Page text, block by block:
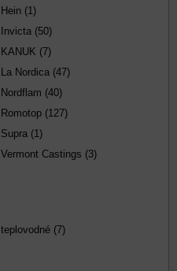
Hein (1)
Invicta (50)
KANUK (7)
La Nordica (47)
Nordflam (40)
Romotop (127)
Supra (1)
Vermont Castings (3)
teplovodné (7)